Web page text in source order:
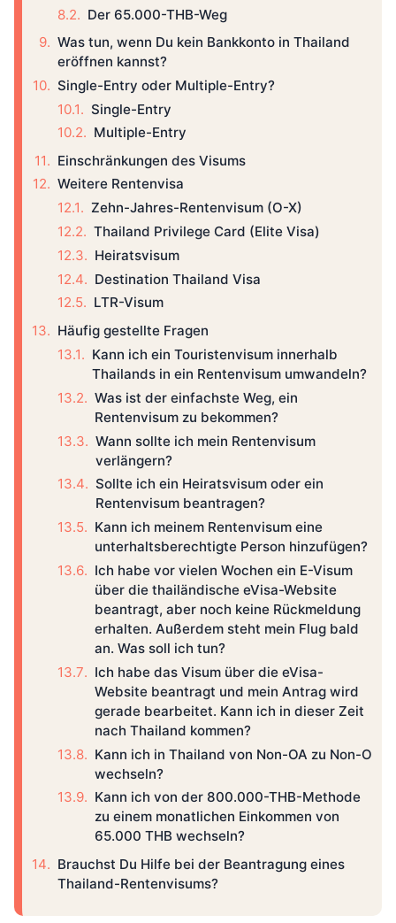
Der 65.000-THB-Weg
Was tun, wenn Du kein Bankkonto in Thailand
eröffnen kannst?
Single-Entry oder Multiple-Entry?
Single-Entry
Multiple-Entry
Einschränkungen des Visums
Weitere Rentenvisa
Zehn-Jahres-Rentenvisum (O-X)
Thailand Privilege Card (Elite Visa)
Heiratsvisum
Destination Thailand Visa
LTR-Visum
Häufig gestellte Fragen
Kann ich ein Touristenvisum innerhalb
Thailands in ein Rentenvisum umwandeln?
Was ist der einfachste Weg, ein
Rentenvisum zu bekommen?
Wann sollte ich mein Rentenvisum
verlängern?
Sollte ich ein Heiratsvisum oder ein
Rentenvisum beantragen?
Kann ich meinem Rentenvisum eine
unterhaltsberechtigte Person hinzufügen?
Ich habe vor vielen Wochen ein E-Visum
über die thailändische eVisa-Website
beantragt, aber noch keine Rückmeldung
erhalten. Außerdem steht mein Flug bald
an. Was soll ich tun?
Ich habe das Visum über die eVisa-
Website beantragt und mein Antrag wird
gerade bearbeitet. Kann ich in dieser Zeit
nach Thailand kommen?
Kann ich in Thailand von Non-OA zu Non-O
wechseln?
Kann ich von der 800.000-THB-Methode
zu einem monatlichen Einkommen von
65.000 THB wechseln?
Brauchst Du Hilfe bei der Beantragung eines
Thailand-Rentenvisums?